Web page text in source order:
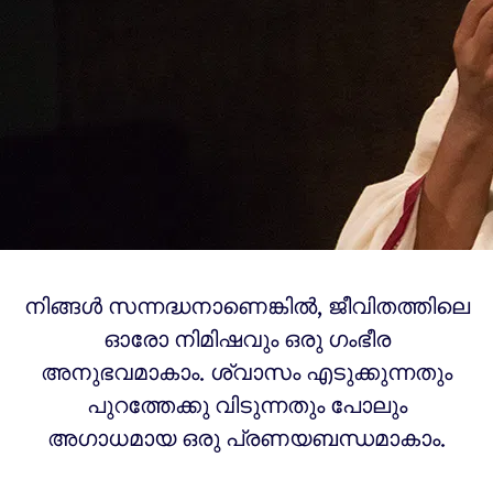
നിങ്ങൾ സന്നദ്ധനാണെങ്കിൽ, ജീവിതത്തിലെ
ഓരോ നിമിഷവും ഒരു ഗംഭീര
അനുഭവമാകാം. ശ്വാസം എടുക്കുന്നതും
പുറത്തേക്കു വിടുന്നതും പോലും
അഗാധമായ ഒരു പ്രണയബന്ധമാകാം.